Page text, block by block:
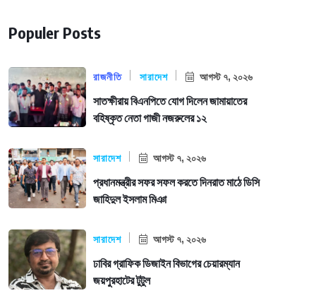
Populer Posts
রাজনীতি সারাদেশ আগস্ট ৭, ২০২৬
সাতক্ষীরায় বিএনপিতে যোগ দিলেন জামায়াতের
বহিষ্কৃত নেতা গাজী নজরুলের ১২
সারাদেশ আগস্ট ৭, ২০২৬
প্রধানমন্ত্রীর সফর সফল করতে দিনরাত মাঠে ডিসি
জাহিদুল ইসলাম মিঞা
সারাদেশ আগস্ট ৭, ২০২৬
ঢাবির গ্রাফিক ডিজাইন বিভাগের চেয়ারম্যান
জয়পুরহাটের টুটুল